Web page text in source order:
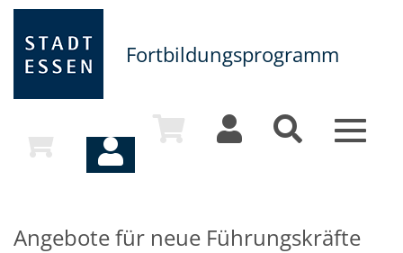
Fortbildungsprogramm
Toggle
Angebote für neue Führungskräfte